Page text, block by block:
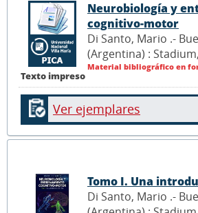
Texto impreso
Neurobiología y
cognitivo-motor
Di Santo, Mario .-
(Argentina) : Stadium,
Material bibliográfico en
Ver ejemplares
Tomo I. Una
Di Santo, Mario .-